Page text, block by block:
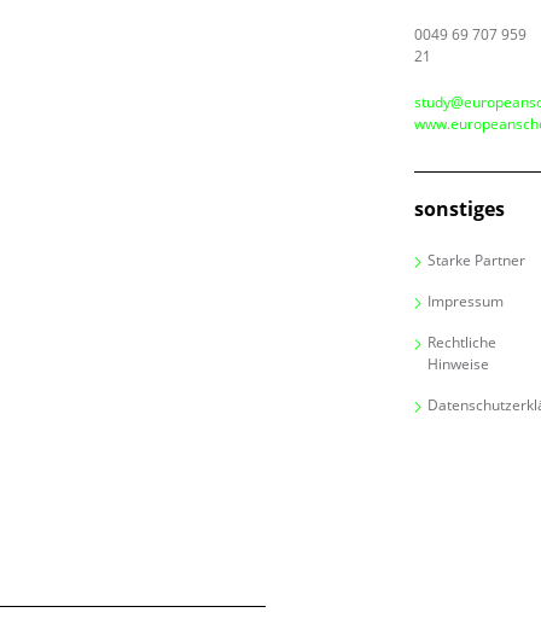
0049 69 707 959
21
sonstiges
Starke Partner
Impressum
Rechtliche
Hinweise